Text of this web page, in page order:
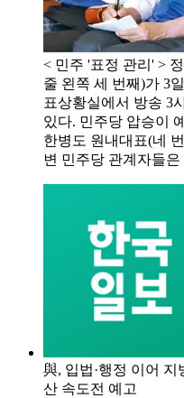
< 민주 '표정 관리' >
줄 왼쪽 세 번째)가 3
표상황실에서 방송 3
있다. 민주당 압승이
한병도 원내대표(네
변 민주당 관계자들
與, 입법·행정 이어 지
산 속도전 예고